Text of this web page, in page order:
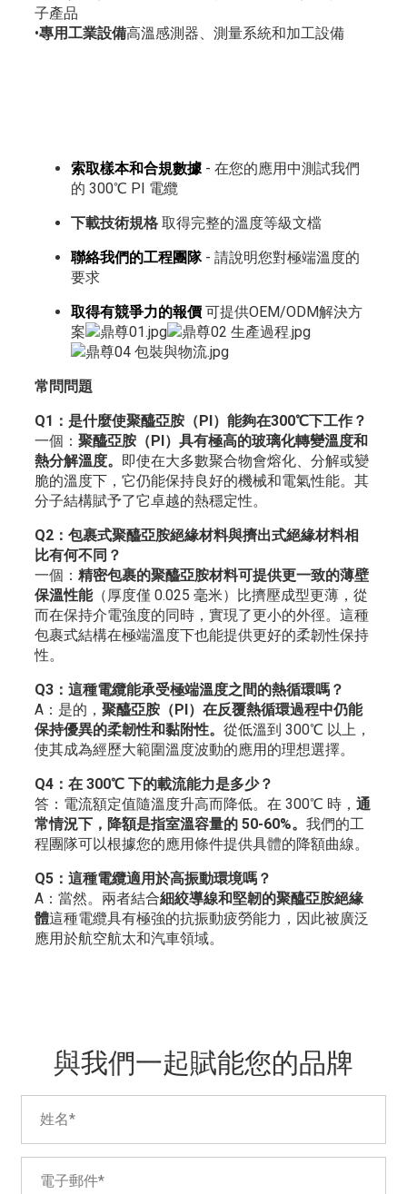
子產品
•專用工業設備高溫感測器、測量系統和加工設備
索取樣本和合規數據- 在您的應用中測試我們
的 300℃ PI 電纜
下載技術規格取得完整的溫度等級文檔
聯絡我們的工程團隊- 請說明您對極端溫度的
要求
取得有競爭力的報價可提供OEM/ODM解決方
案
常問問題
Q1：是什麼使聚醯亞胺（PI）能夠在300℃下工作？
一個： 聚醯亞胺（PI）具有極高的玻璃化轉變溫度和
熱分解溫度。 即使在大多數聚合物會熔化、分解或變
脆的溫度下，它仍能保持良好的機械和電氣性能。其
分子結構賦予了它卓越的熱穩定性。
Q2：包裹式聚醯亞胺絕緣材料與擠出式絕緣材料相
比有何不同？
一個： 精密包裹的聚醯亞胺材料可提供更一致的薄壁
保溫性能（厚度僅 0.025 毫米）比擠壓成型更薄，從
而在保持介電強度的同時，實現了更小的外徑。這種
包裹式結構在極端溫度下也能提供更好的柔韌性保持
性。
Q3：這種電纜能承受極端溫度之間的熱循環嗎？
A：是的， 聚醯亞胺（PI）在反覆熱循環過程中仍能
保持優異的柔韌性和黏附性。 從低溫到 300℃ 以上，
使其成為經歷大範圍溫度波動的應用的理想選擇。
Q4：在 300℃ 下的載流能力是多少？
答：電流額定值隨溫度升高而降低。在 300℃ 時， 通
常情況下，降額是指室溫容量的 50-60%。 我們的工
程團隊可以根據您的應用條件提供具體的降額曲線。
Q5：這種電纜適用於高振動環境嗎？
A：當然。兩者結合細絞導線和堅韌的聚醯亞胺絕緣
體這種電纜具有極強的抗振動疲勞能力，因此被廣泛
應用於航空航太和汽車領域。
與我們一起賦能您的品牌